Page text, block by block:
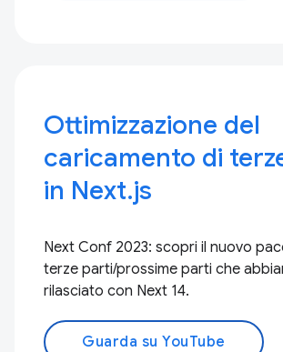
Ottimizzazione del
caricamento di
in Next.js
Next Conf 2023: scopri il nuovo
terze parti/prossime parti che
rilasciato con Next 14.
Guarda su YouTube